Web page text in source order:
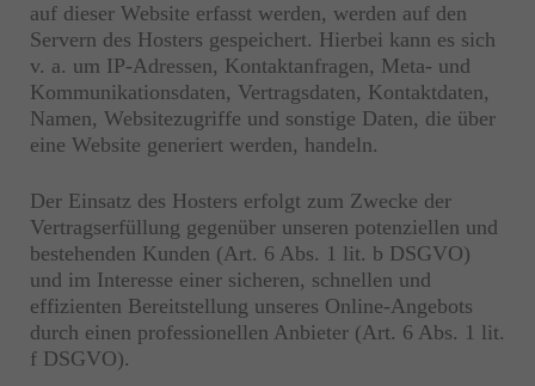
auf dieser Website erfasst werden, werden auf den
Servern des Hosters gespeichert. Hierbei kann es sich
v. a. um IP-Adressen, Kontaktanfragen, Meta- und
Kommunikationsdaten, Vertragsdaten, Kontaktdaten,
Namen, Websitezugriffe und sonstige Daten, die über
eine Website generiert werden, handeln.
Der Einsatz des Hosters erfolgt zum Zwecke der
Vertragserfüllung gegenüber unseren potenziellen und
bestehenden Kunden (Art. 6 Abs. 1 lit. b DSGVO)
und im Interesse einer sicheren, schnellen und
effizienten Bereitstellung unseres Online-Angebots
durch einen professionellen Anbieter (Art. 6 Abs. 1 lit.
f DSGVO).